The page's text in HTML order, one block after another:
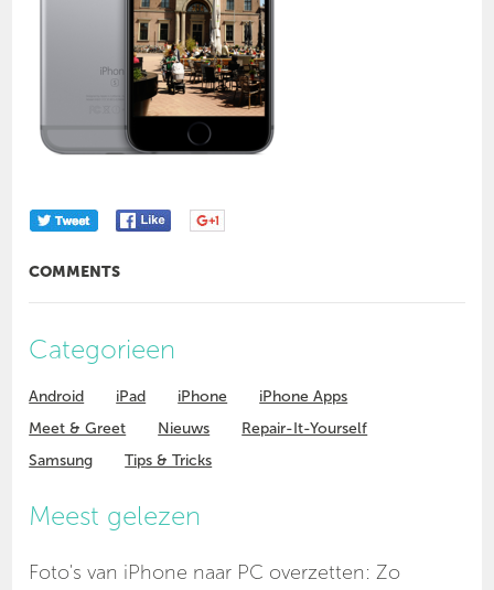
COMMENTS
Categorieen
Android iPad iPhone
iPhone Apps
Meet & Greet
Nieuws
Repair-It-Yourself
Samsung
Tips & Tricks
Meest gelezen
Foto's van iPhone naar PC overzetten: Zo